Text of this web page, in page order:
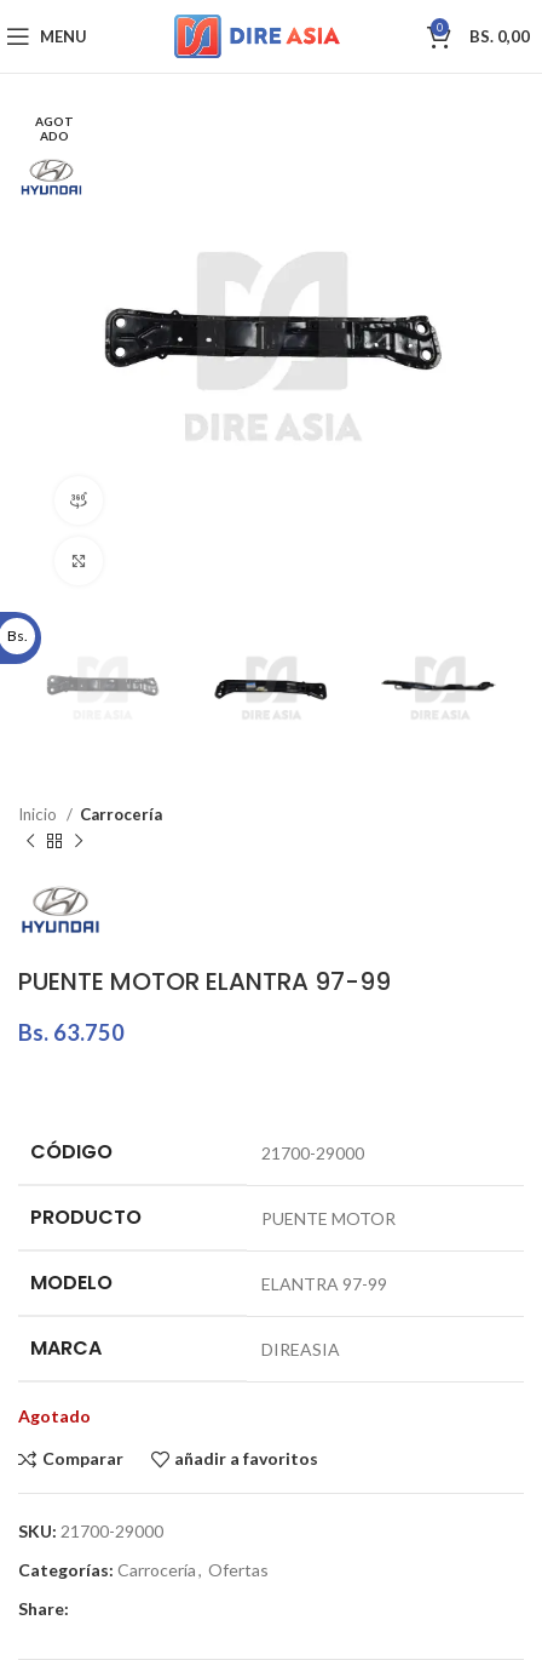
MENU 0 BS. 0,00
AGOT
ADO
Inicio Carrocería
PUENTE MOTOR ELANTRA 97-99
Bs. 63.750
CÓDIGO 21700-29000
PRODUCTO PUENTE MOTOR
MODELO ELANTRA 97-99
MARCA DIREASIA
Agotado
Comparar añadir a favoritos
SKU: 21700-29000
Categorías: Carrocería, Ofertas
Share:
Bs.